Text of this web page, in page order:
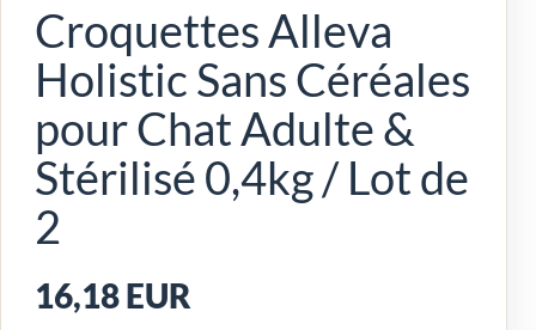
Croquettes Alleva
Holistic Sans Céréales
pour Chat Adulte &
Stérilisé 0,4kg / Lot de
2
16,18 EUR